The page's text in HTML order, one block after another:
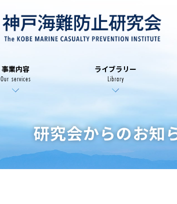
事業内容
Our services
ライブラリー
Library
研究会からのお知